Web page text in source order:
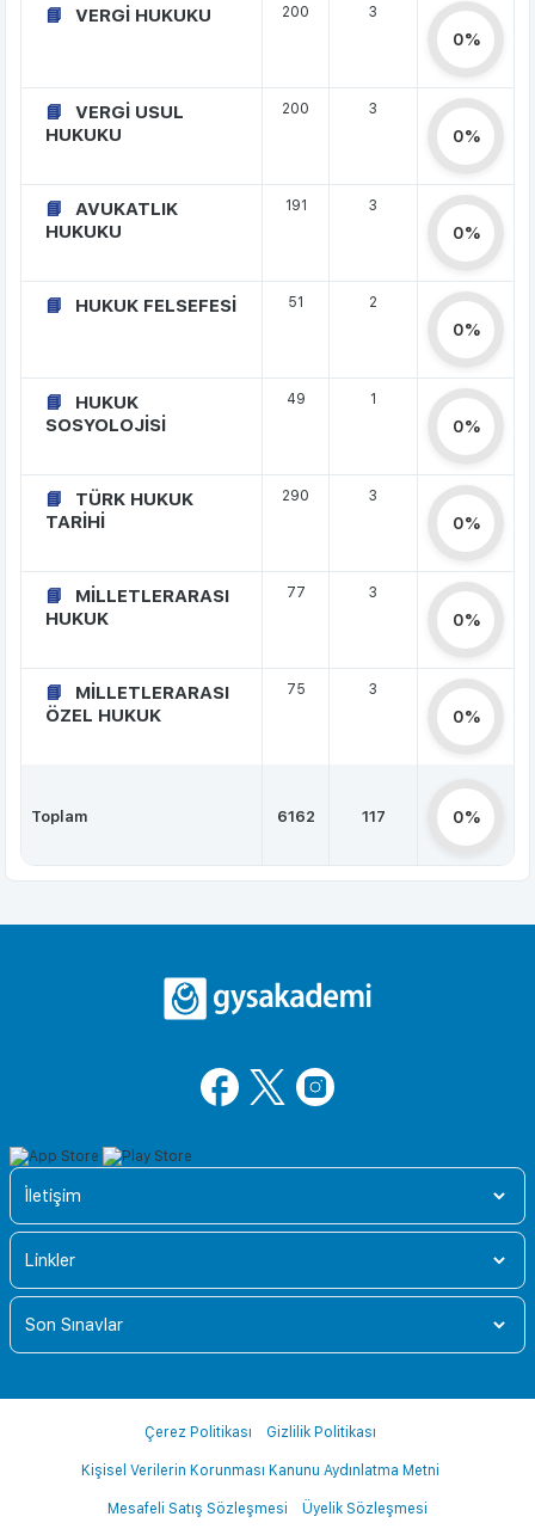
VERGİ HUKUKU 200 3
0%
VERGİ USUL
HUKUKU
200 3
0%
AVUKATLIK
HUKUKU
191 3
0%
HUKUK FELSEFESİ 51 2
0%
HUKUK
SOSYOLOJİSİ
49 1
0%
TÜRK HUKUK
TARİHİ
290 3
0%
MİLLETLERARASI
HUKUK
77 3
0%
MİLLETLERARASI
ÖZEL HUKUK
75 3
0%
Toplam 6162 117 0%
İletişim
Linkler
Son Sınavlar
Çerez Politikası Gizlilik Politikası
Kişisel Verilerin Korunması Kanunu Aydınlatma Metni
Mesafeli Satış Sözleşmesi Üyelik Sözleşmesi